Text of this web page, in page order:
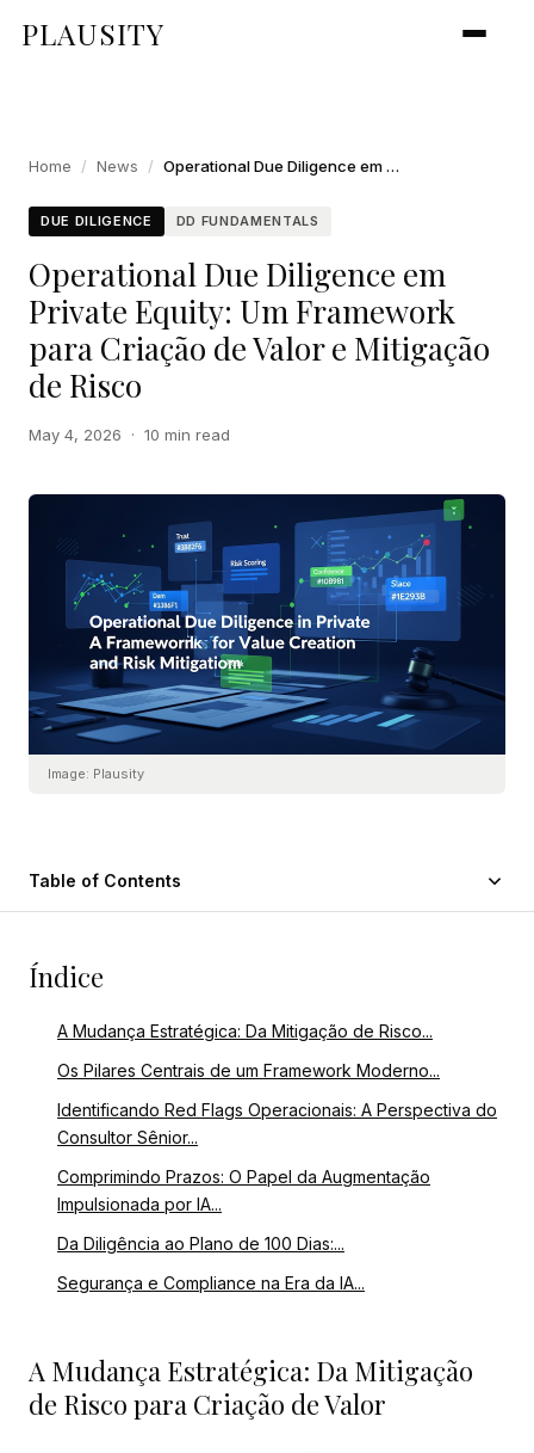
PLAUSITY
Home / News / Operational Due Diligence em Private Equity: Um Framework para Criação de Valor e Mitigação de Risco
DUE DILIGENCE DD FUNDAMENTALS
Operational Due Diligence em
Private Equity: Um Framework
para Criação de Valor e Mitigação
de Risco
May 4, 2026 · 10 min read
Image: Plausity
Table of Contents
Índice
A Mudança Estratégica: Da Mitigação de Risco...
Os Pilares Centrais de um Framework Moderno...
Identificando Red Flags Operacionais: A Perspectiva do
Consultor Sênior...
Comprimindo Prazos: O Papel da Augmentação
Impulsionada por IA...
Da Diligência ao Plano de 100 Dias:...
Segurança e Compliance na Era da IA...
A Mudança Estratégica: Da Mitigação
de Risco para Criação de Valor